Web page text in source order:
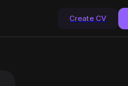
Create CV